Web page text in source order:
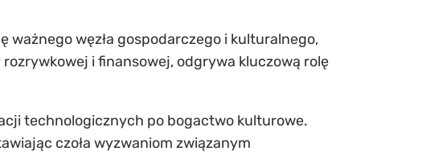
ważnego węzła gospodarczego i kulturalnego,
i finansowej, odgrywa kluczową rolę
technologicznych po bogactwo kulturowe.
czoła wyzwaniom związanym